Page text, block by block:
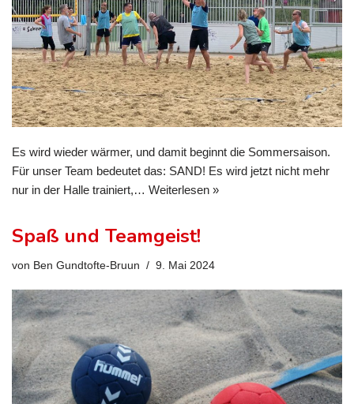
Es wird wieder wärmer, und damit beginnt die Sommersaison.
Für unser Team bedeutet das: SAND! Es wird jetzt nicht mehr
nur in der Halle trainiert,… Weiterlesen »
Spaß und Teamgeist!
von Ben Gundtofte-Bruun 9. Mai 2024